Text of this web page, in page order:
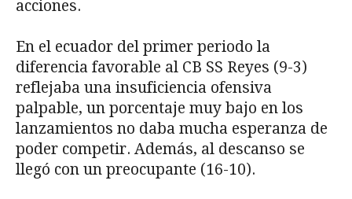
acciones.
En el ecuador del primer periodo la
diferencia favorable al CB SS Reyes (9-3)
reflejaba una insuficiencia ofensiva
palpable, un porcentaje muy bajo en los
lanzamientos no daba mucha esperanza de
poder competir. Además, al descanso se
llegó con un preocupante (16-10).